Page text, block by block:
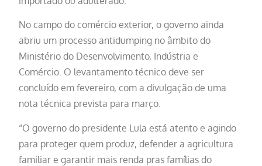
No campo do comércio exterior, o governo ainda
abriu um processo antidumping no âmbito do
Ministério do Desenvolvimento, Indústria e
Comércio. O levantamento técnico deve ser
concluído em fevereiro, com a divulgação de uma
nota técnica prevista para março.
“O governo do presidente Lula está atento e agindo
para proteger quem produz, defender a agricultura
familiar e garantir mais renda pras famílias do